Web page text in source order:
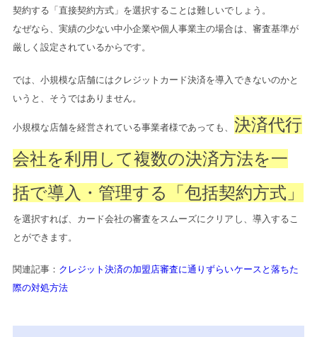
契約する「直接契約方式」を選択することは難しいでしょう。
なぜなら、実績の少ない中小企業や個人事業主の場合は、審査基準が
厳しく設定されているからです。
では、小規模な店舗にはクレジットカード決済を導入できないのかと
いうと、そうではありません。
小規模な店舗を経営されている事業者様であっても、 決済代行
会社を利用して複数の決済方法を一
括で導入・管理する「包括契約方式」
を選択すれば、カード会社の審査をスムーズにクリアし、導入するこ
とができます。
関連記事： クレジット決済の加盟店審査に通りずらいケースと落ちた
際の対処方法